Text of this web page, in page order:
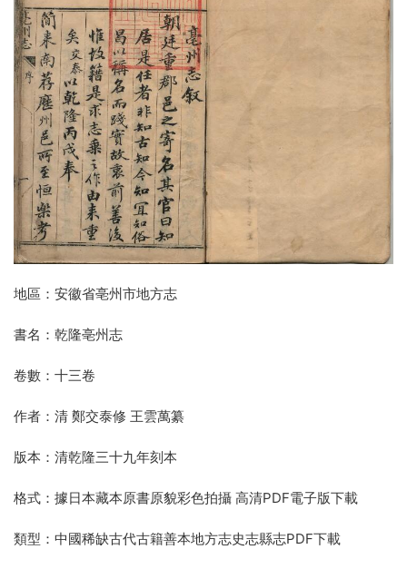
地區：安徽省亳州市地方志
書名：乾隆亳州志
卷數：十三卷
作者：清 鄭交泰修 王雲萬纂
版本：清乾隆三十九年刻本
格式：據日本藏本原書原貌彩色拍攝 高清PDF電子版下載
類型：中國稀缺古代古籍善本地方志史志縣志PDF下載